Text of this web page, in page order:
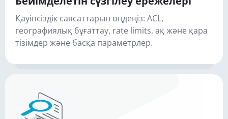
Қауіпсіздік саясаттарын өңдеңіз: ACL,
географиялық бұғаттау, rate limits, ақ және қара
тізімдер және басқа параметрлер.